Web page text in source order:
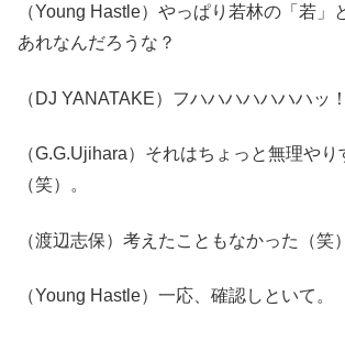
（Young Hastle）やっぱり若林の「若」
あれなんだろうな？
（DJ YANATAKE）フハハハハハハハッ
（G.G.Ujihara）それはちょっと無理やり
（笑）。
（渡辺志保）考えたこともなかった（笑
（Young Hastle）一応、確認しといて。